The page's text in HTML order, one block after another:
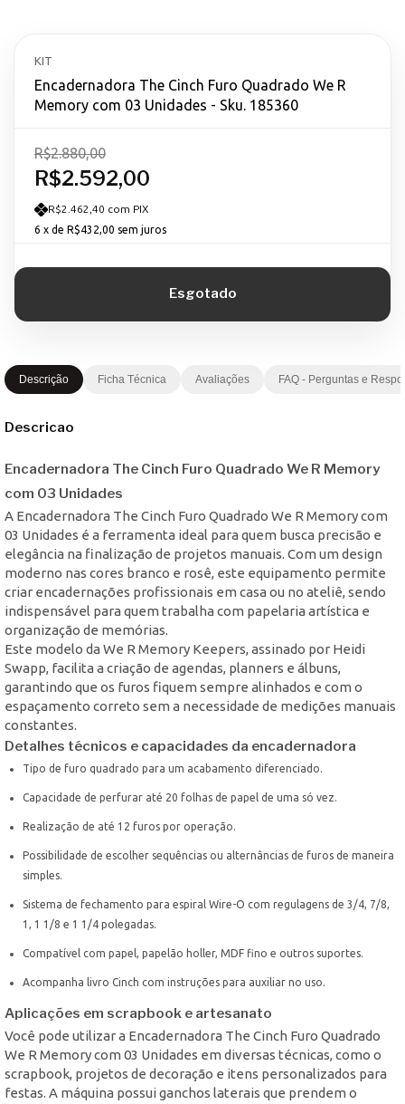
KIT
Encadernadora The Cinch Furo Quadrado We R
Memory com 03 Unidades - Sku. 185360
R$2.592,00
R$2.880,00
R$2.462,40 com PIX
6 x de R$432,00 sem juros
Descrição Ficha Técnica Avaliações FAQ - Perguntas e
Descricao
Encadernadora The Cinch Furo Quadrado We R Memory
com 03 Unidades
A Encadernadora The Cinch Furo Quadrado We R Memory com
03 Unidades é a ferramenta ideal para quem busca precisão e
elegância na finalização de projetos manuais. Com um design
moderno nas cores branco e rosê, este equipamento permite
criar encadernações profissionais em casa ou no ateliê, sendo
indispensável para quem trabalha com papelaria artística e
organização de memórias.
Este modelo da We R Memory Keepers, assinado por Heidi
Swapp, facilita a criação de agendas, planners e álbuns,
garantindo que os furos fiquem sempre alinhados e com o
espaçamento correto sem a necessidade de medições manuais
constantes.
Detalhes técnicos e capacidades da encadernadora
Tipo de furo quadrado para um acabamento diferenciado.
Capacidade de perfurar até 20 folhas de papel de uma só vez.
Realização de até 12 furos por operação.
Possibilidade de escolher sequências ou alternâncias de furos de maneira
simples.
Sistema de fechamento para espiral Wire-O com regulagens de 3/4, 7/8,
1, 1 1/8 e 1 1/4 polegadas.
Compatível com papel, papelão holler, MDF fino e outros suportes.
Acompanha livro Cinch com instruções para auxiliar no uso.
Aplicações em scrapbook e artesanato
Você pode utilizar a Encadernadora The Cinch Furo Quadrado
We R Memory com 03 Unidades em diversas técnicas, como o
scrapbook, projetos de decoração e itens personalizados para
festas. A máquina possui ganchos laterais que prendem o